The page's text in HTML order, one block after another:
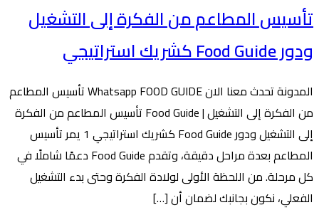
تأسيس المطاعم من الفكرة إلى التشغيل
ودور Food Guide كشريك استراتيجي
المدونة تحدث معنا الان Whatsapp FOOD GUIDE تأسيس المطاعم
من الفكرة إلى التشغيل | Food Guide تأسيس المطاعم من الفكرة
إلى التشغيل ودور Food Guide كشريك استراتيجي 1 يمر تأسيس
المطاعم بعدة مراحل دقيقة، وتقدم Food Guide دعمًا شاملًا في
كل مرحلة. من اللحظة الأولى لولادة الفكرة وحتى بدء التشغيل
الفعلي، نكون بجانبك لضمان أن […]